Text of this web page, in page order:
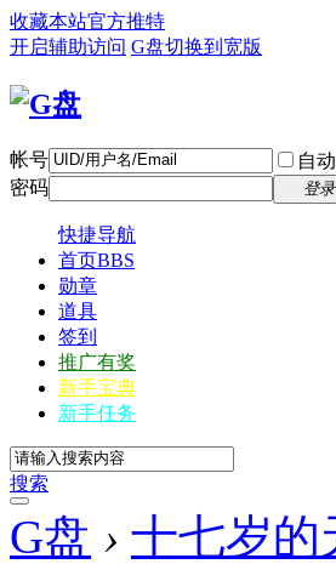
收藏本站官方推特
开启辅助访问 G盘切换到宽版
帐号 自
密码
登录
快捷导航
首页BBS
勋章
道具
签到
推广有奖
新手宝典
新手任务
搜索
G盘 › 十七岁的